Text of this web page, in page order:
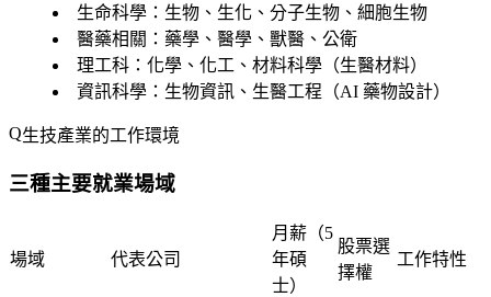
生命科學 ：生物、生化、分子生物、細胞生物
醫藥相關 ：藥學、醫學、獸醫、公衛
理工科 ：化學、化工、材料科學（生醫材料）
資訊科學 ：生物資訊、生醫工程（AI 藥物設計）
生技產業的工作環境
三種主要就業場域
場域 代表公司
月薪（5
年碩
士）
股票選
擇權
工作特性